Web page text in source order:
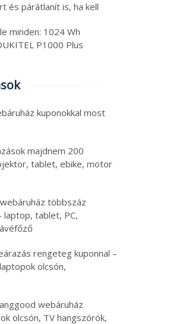
és párátlanít is, ha kell
minden: 1024 Wh
P1000 Plus
kuponokkal most
majdnem 200
tablet, ebike, motor
többszáz
laptop, tablet, PC,
rengeteg kuponnal –
olcsón,
webáruház
olcsón, TV hangszórók,